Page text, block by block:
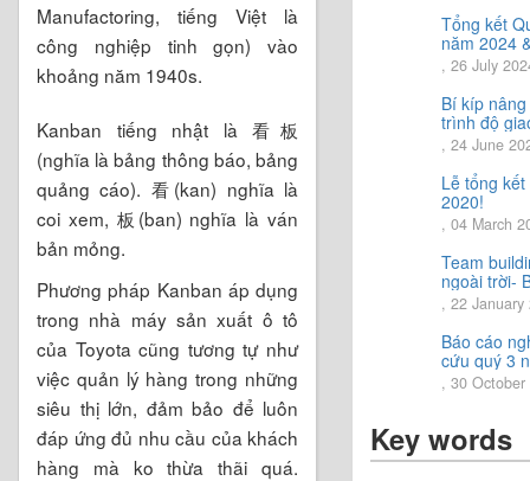
Manufactoring, tiếng Việt là
công nghiệp tinh gọn) vào
khoảng năm 1940s.
Kanban tiếng nhật là 看板
(nghĩa là bảng thông báo, bảng
quảng cáo). 看(kan) nghĩa là
coi xem, 板(ban) nghĩa là ván
bản mỏng.
Phương pháp Kanban áp dụng
trong nhà máy sản xuất ô tô
của Toyota cũng tương tự như
việc quản lý hàng trong những
siêu thị lớn, đảm bảo để luôn
đáp ứng đủ nhu cầu của khách
hàng mà ko thừa thãi quá.
Tổng kết
năm 2024
Chia sẻ
hướng Quý
năm 2024
, 26 July
Bí kíp
trình độ
tiếng Nhật.
, 24 June
Lễ tổng
2020!
, 04 March
Team
ngoài trời-
trải
vời.
, 22 January
Báo cáo
cứu quý 3
2020
, 30 October
Key words